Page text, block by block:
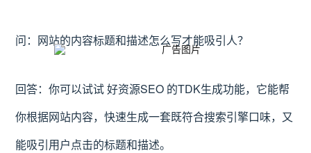
问：网站的内容标题和描述怎么写才能吸引人？
回答：你可以试试 好资源SEO 的TDK生成功能，它能帮
你根据网站内容，快速生成一套既符合搜索引擎口味，又
能吸引用户点击的标题和描述。